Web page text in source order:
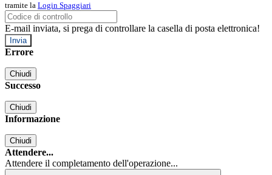
tramite la Login Spaggiari
E-mail inviata, si prega di controllare la casella di posta elettronica!
Errore
Chiudi
Successo
Chiudi
Informazione
Chiudi
Attendere...
Attendere il completamento dell'operazione...